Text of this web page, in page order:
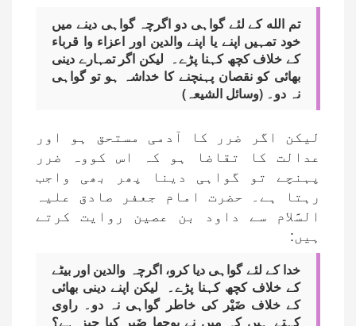
تم الله کے لئے گواہی دو اگرچہ گواہی دینے میں
خود تمہیں اپنے یا اپنے والدین اور اعزاء وا قرباء
کے خلاف کچھ کہنا پڑے۔ لیکن اگر تمہارے دینی
بھائی کو نقصان پہنچنے کا خداشہ ہو تو گواہی
نہ دو۔ (وسائل الشیعہ)
لیکن اگر ضرر کا آدمی مستحق ہو اور
عدالت کا تقاضا ہو کہ اس کووہ ضرر
پہنچے تو گواہی دینا پھر بھی واجب
رہتا ہے۔ حضرت امام جعفر صادق علیہ
السَّلام سے داود بن عصین روایت کرتے
ہیں:
خدا کے لئے گواہی دیا کرو، اگرچہ والدین اور بیٹے
کے خلاف کچھ کہنا پڑے۔ لیکن اپنے دینی بھائی
کے خلاف ضَیْر کی خاطر گواہی نہ دو۔ راوی
کہتے ہیں کہ میں نے پوچھا ضَیر کیا چیز ہے؟